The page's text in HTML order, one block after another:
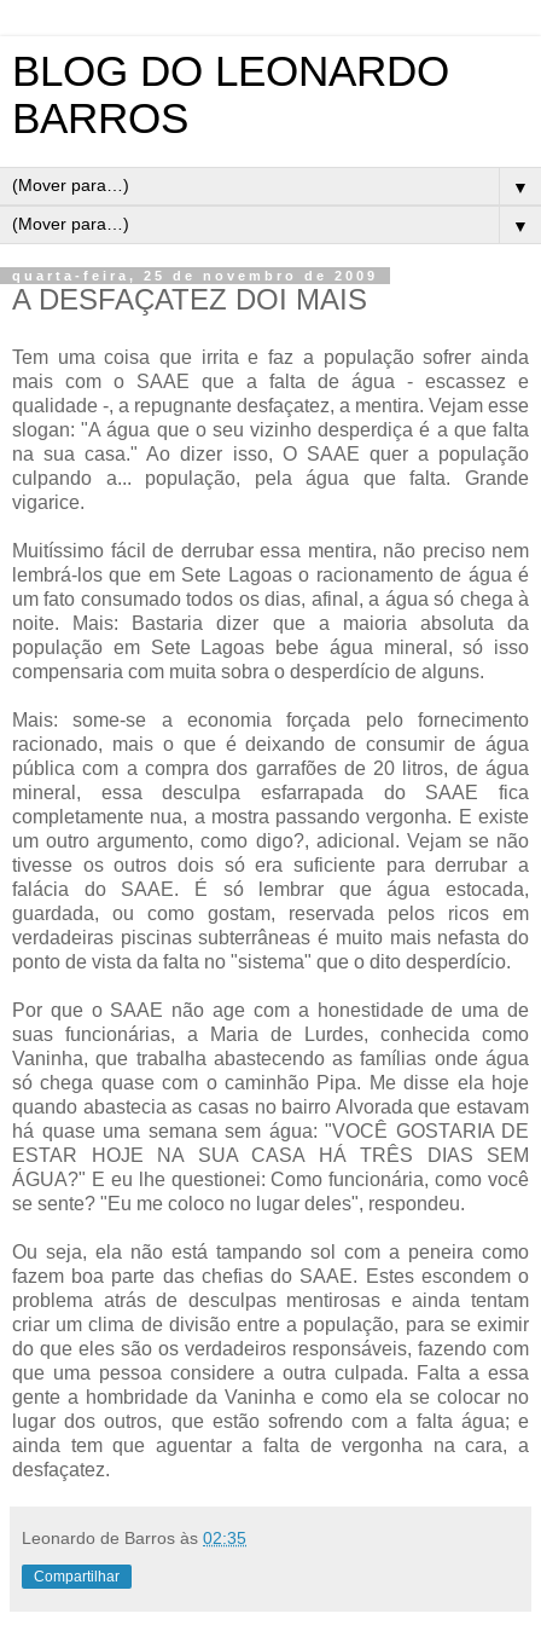
BLOG DO LEONARDO
BARROS
▼
▼
quarta-feira, 25 de novembro de 2009
A DESFAÇATEZ DOI MAIS
Tem uma coisa que irrita e faz a população sofrer ainda
mais com o SAAE que a falta de água - escassez e
qualidade -, a repugnante desfaçatez, a mentira. Vejam esse
slogan: "A água que o seu vizinho desperdiça é a que falta
na sua casa." Ao dizer isso, O SAAE quer a população
culpando a... população, pela água que falta. Grande
vigarice.
Muitíssimo fácil de derrubar essa mentira, não preciso nem
lembrá-los que em Sete Lagoas o racionamento de água é
um fato consumado todos os dias, afinal, a água só chega à
noite. Mais: Bastaria dizer que a maioria absoluta da
população em Sete Lagoas bebe água mineral, só isso
compensaria com muita sobra o desperdício de alguns.
Mais: some-se a economia forçada pelo fornecimento
racionado, mais o que é deixando de consumir de água
pública com a compra dos garrafões de 20 litros, de água
mineral, essa desculpa esfarrapada do SAAE fica
completamente nua, a mostra passando vergonha. E existe
um outro argumento, como digo?, adicional. Vejam se não
tivesse os outros dois só era suficiente para derrubar a
falácia do SAAE. É só lembrar que água estocada,
guardada, ou como gostam, reservada pelos ricos em
verdadeiras piscinas subterrâneas é muito mais nefasta do
ponto de vista da falta no "sistema" que o dito desperdício.
Por que o SAAE não age com a honestidade de uma de
suas funcionárias, a Maria de Lurdes, conhecida como
Vaninha, que trabalha abastecendo as famílias onde água
só chega quase com o caminhão Pipa. Me disse ela hoje
quando abastecia as casas no bairro Alvorada que estavam
há quase uma semana sem água: "VOCÊ GOSTARIA DE
ESTAR HOJE NA SUA CASA HÁ TRÊS DIAS SEM
ÁGUA?" E eu lhe questionei: Como funcionária, como você
se sente? "Eu me coloco no lugar deles", respondeu.
Ou seja, ela não está tampando sol com a peneira como
fazem boa parte das chefias do SAAE. Estes escondem o
problema atrás de desculpas mentirosas e ainda tentam
criar um clima de divisão entre a população, para se eximir
do que eles são os verdadeiros responsáveis, fazendo com
que uma pessoa considere a outra culpada. Falta a essa
gente a hombridade da Vaninha e como ela se colocar no
lugar dos outros, que estão sofrendo com a falta água; e
ainda tem que aguentar a falta de vergonha na cara, a
desfaçatez.
Leonardo de Barros às 02:35
Compartilhar